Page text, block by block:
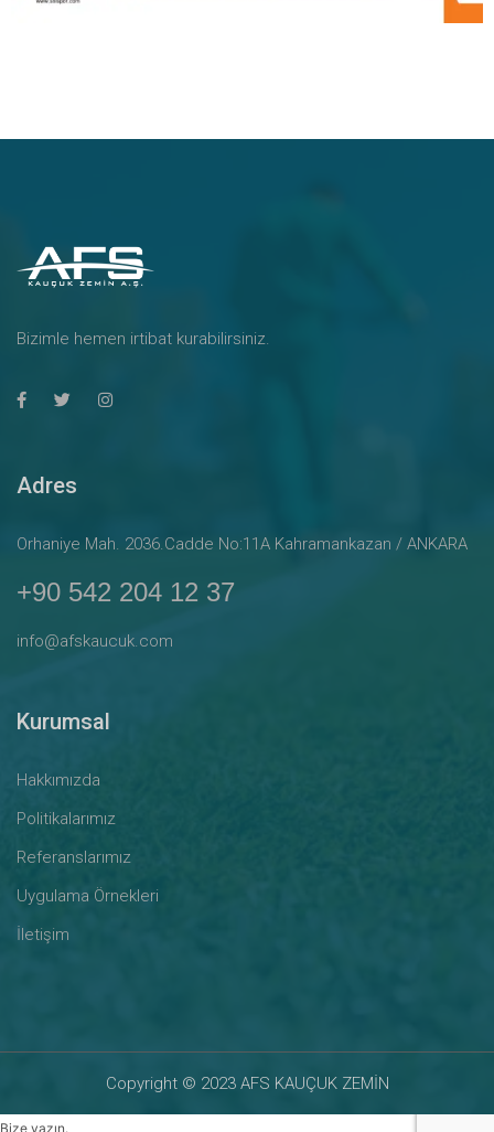
Bizimle hemen irtibat kurabilirsiniz.
Adres
Orhaniye Mah. 2036.Cadde No:11A Kahramankazan / ANKARA
+90 542 204 12 37
info@afskaucuk.com
Kurumsal
Hakkımızda
Politikalarımız
Referanslarımız
Uygulama Örnekleri
İletişim
Copyright © 2023 AFS KAUÇUK ZEMİN
Bize yazın.